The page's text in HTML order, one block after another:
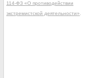
114-ФЗ «О противодействии
экстремистской деятельности»